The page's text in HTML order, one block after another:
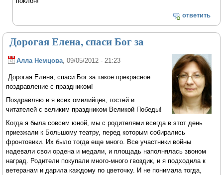
ответить
Дорогая Елена, спаси Бог за
Алла Немцова, 09/05/2012 - 21:23
Дорогая Елена, спаси Бог за такое прекрасное
поздравление с праздником!
Поздравляю и я всех омилийцев, гостей и
читателей с великим праздником Великой Победы!
Когда я была совсем юной, мы с родителями всегда в этот день
приезжали к Большому театру, перед которым собирались
фронтовики. Их было тогда еще много. Все участники войны
надевали свои ордена и медали, и площадь наполнялась звоном
наград. Родители покупали много-много гвоздик, и я подходила к
ветеранам и дарила каждому по цветочку. И не понимала тогда,